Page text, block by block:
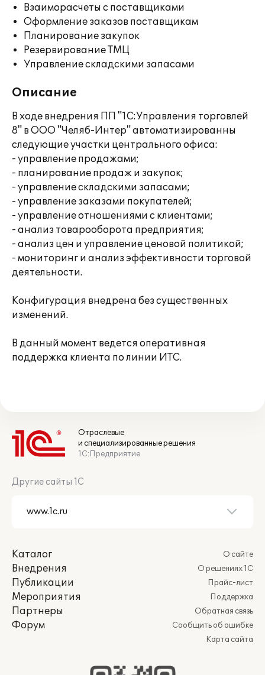
Взаиморасчеты с поставщиками
Оформление заказов поставщикам
Планирование закупок
Резервирование ТМЦ
Управление складскими запасами
Описание
В ходе внедрения ПП "1С:Управления торговлей
8" в ООО "Челяб-Интер" автоматизированны
следующие участки центрального офиса:
- управление продажами;
- планирование продаж и закупок;
- управление складскими запасами;
- управление заказами покупателей;
- управление отношениями с клиентами;
- анализ товарооборота предприятия;
- анализ цен и управление ценовой политикой;
- мониторинг и анализ эффективности торговой
деятельности.
Конфигурация внедрена без существенных
изменений.
В данный момент ведется оперативная
поддержка клиента по линии ИТС.
Отраслевые
и специализированные решения
1С:Предприятие
Другие сайты 1С
Каталог
Внедрения
Публикации
Мероприятия
Партнеры
Форум
О сайте
О решениях 1С
Прайс-лист
Поддержка
Обратная связь
Сообщить об ошибке
Карта сайта